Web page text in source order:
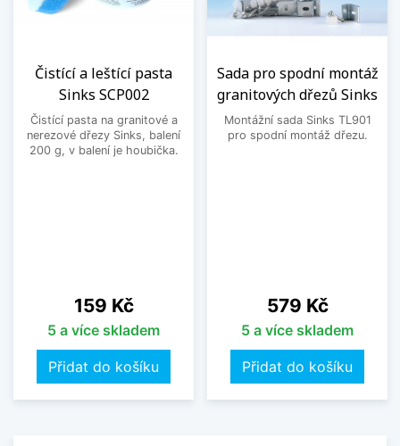
Čistící a leštící pasta
Sinks SCP002
Čistící pasta na granitové a
nerezové dřezy Sinks, balení
200 g, v balení je houbička.
Cena
159 Kč
5 a více skladem
Přidat do košíku
Sada pro spodní montáž
granitových dřezů Sinks
Montážní sada Sinks TL901
pro spodní montáž dřezu.
Cena
579 Kč
5 a více skladem
Přidat do košíku